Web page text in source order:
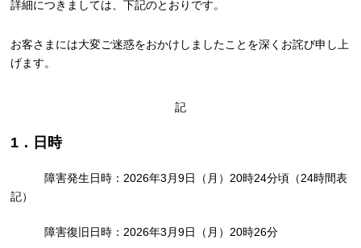
詳細につきましては、下記のとおりです。
お客さまには大変ご迷惑をおかけしましたことを深くお詫び申し上
げます。
記
1．日時
障害発生日時：2026年3月9日（月）20時24分頃（24時間表
記）
障害復旧日時：2026年3月9日（月）20時26分